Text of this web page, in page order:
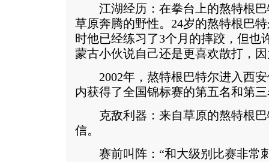
江湖经历：在拳台上的熬特根巴
草原奔腾的野性。24岁的熬特根巴
时他已经练习了3个月的摔跤，但也
蒙古小伙说自己还是更喜欢散打，
2002年，熬特根巴特尔进入西安
内获得了全国锦标赛的第五名和第
克敌利器：来自草原的熬特根巴
信。
赛前叫阵：“和大级别比赛非常